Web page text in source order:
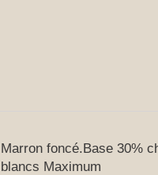
Marron foncé.Base 30%
blancs Maximum